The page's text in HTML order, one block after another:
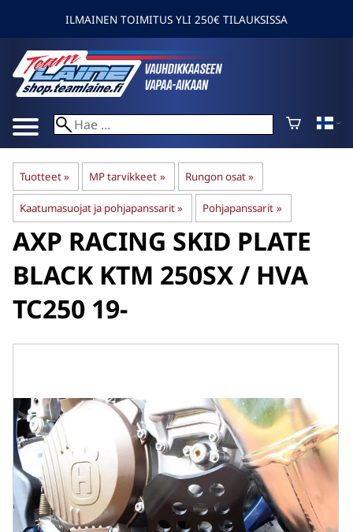
ILMAINEN TOIMITUS YLI 250€ TILAUKSISSA
Tuotteet‪» MP tarvikkeet ‪» Rungon osat‪»
Kaatumasuojat ja pohjapanssarit‪» Pohjapanssarit ‪»
AXP RACING SKID PLATE
BLACK KTM 250SX / HVA
TC250 19-